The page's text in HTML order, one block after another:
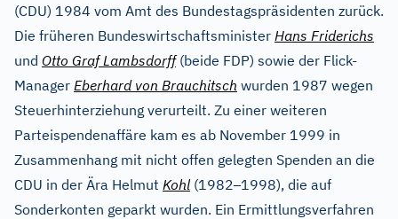
(CDU) 1984 vom Amt des Bundestagspräsidenten zurück.
Die früheren Bundeswirtschaftsminister Hans Friderichs
und Otto Graf Lambsdorff(beide FDP) sowie der Flick-
Manager Eberhard von Brauchitsch wurden 1987 wegen
Steuerhinterziehung verurteilt. Zu einer weiteren
Parteispendenaffäre kam es ab November 1999 in
Zusammenhang mit nicht offen gelegten Spenden an die
CDU in der Ära Helmut Kohl (1982–1998), die auf
Sonderkonten geparkt wurden. Ein Ermittlungsverfahren